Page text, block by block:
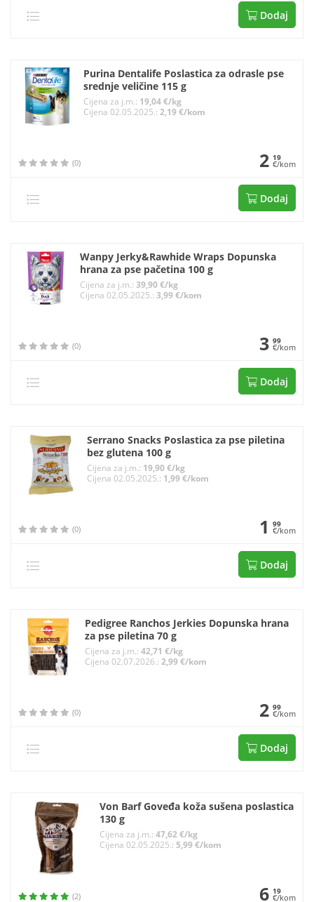
Dodaj
Purina Dentalife Poslastica za odrasle pse
srednje veličine 115 g
Cijena za j.m.: 19,04 €/kg
Cijena 02.05.2025.:2,19 €/kom
(0) 2 19
€/kom
Dodaj
Wanpy Jerky&Rawhide Wraps Dopunska
hrana za pse pačetina 100 g
Cijena za j.m.: 39,90 €/kg
Cijena 02.05.2025.: 3,99 €/kom
(0) 3 99
€/kom
Dodaj
Serrano Snacks Poslastica za pse piletina
bez glutena 100 g
Cijena za j.m.: 19,90 €/kg
Cijena 02.05.2025.: 1,99 €/kom
(0) 1 99
€/kom
Dodaj
Pedigree Ranchos Jerkies Dopunska hrana
za pse piletina 70 g
Cijena za j.m.: 42,71 €/kg
Cijena 02.07.2026.: 2,99 €/kom
(0) 2 99
€/kom
Dodaj
Von Barf Goveđa koža sušena poslastica
130 g
Cijena za j.m.: 47,62 €/kg
Cijena 02.05.2025.: 5,99 €/kom
(2) 6 19
€/kom